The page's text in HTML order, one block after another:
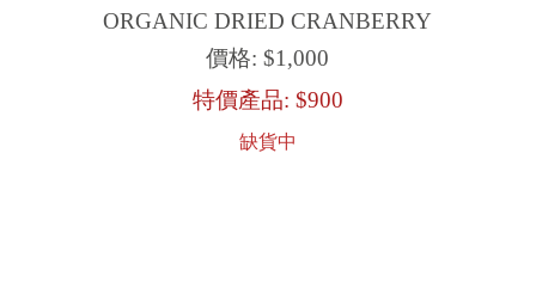
ORGANIC DRIED CRANBERRY
價格: $1,000
特價產品: $900
缺貨中